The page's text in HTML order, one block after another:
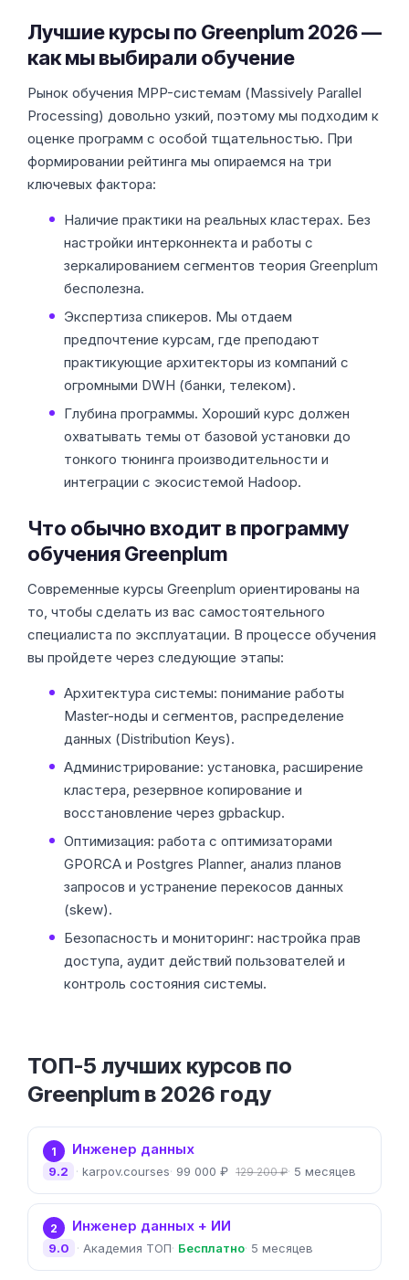
Лучшие курсы по Greenplum 2026 —
как мы выбирали обучение
Рынок обучения MPP-системам (Massively Parallel
Processing) довольно узкий, поэтому мы подходим к
оценке программ с особой тщательностью. При
формировании рейтинга мы опираемся на три
ключевых фактора:
Наличие практики на реальных кластерах. Без
настройки интерконнекта и работы с
зеркалированием сегментов теория Greenplum
бесполезна.
Экспертиза спикеров. Мы отдаем
предпочтение курсам, где преподают
практикующие архитекторы из компаний с
огромными DWH (банки, телеком).
Глубина программы. Хороший курс должен
охватывать темы от базовой установки до
тонкого тюнинга производительности и
интеграции с экосистемой Hadoop.
Что обычно входит в программу
обучения Greenplum
Современные курсы Greenplum ориентированы на
то, чтобы сделать из вас самостоятельного
специалиста по эксплуатации. В процессе обучения
вы пройдете через следующие этапы:
Архитектура системы: понимание работы
Master-ноды и сегментов, распределение
данных (Distribution Keys).
Администрирование: установка, расширение
кластера, резервное копирование и
восстановление через gpbackup.
Оптимизация: работа с оптимизаторами
GPORCA и Postgres Planner, анализ планов
запросов и устранение перекосов данных
(skew).
Безопасность и мониторинг: настройка прав
доступа, аудит действий пользователей и
контроль состояния системы.
ТОП-5 лучших курсов по
Greenplum в 2026 году
1 Инженер данных
karpov.courses 99 000 ₽ 129 200 ₽ 5 месяцев
9.2
2 Инженер данных + ИИ
Академия ТОП Бесплатно 5 месяцев
9.0